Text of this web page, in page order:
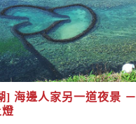
] 海邊人家另一道夜景 －
燈